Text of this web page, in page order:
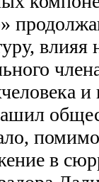
влияя
в